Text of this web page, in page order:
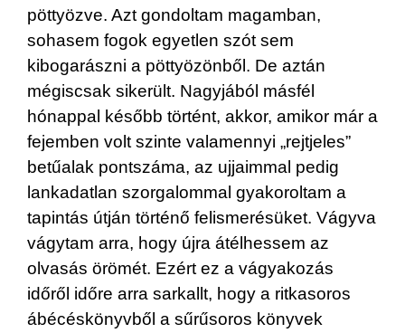
pöttyözve. Azt gondoltam magamban,
sohasem fogok egyetlen szót sem
kibogarászni a pöttyözönből. De aztán
mégiscsak sikerült. Nagyjából másfél
hónappal később történt, akkor, amikor már a
fejemben volt szinte valamennyi „rejtjeles”
betűalak pontszáma, az ujjaimmal pedig
lankadatlan szorgalommal gyakoroltam a
tapintás útján történő felismerésüket. Vágyva
vágytam arra, hogy újra átélhessem az
olvasás örömét. Ezért ez a vágyakozás
időről időre arra sarkallt, hogy a ritkasoros
ábécéskönyvből a sűrűsoros könyvek